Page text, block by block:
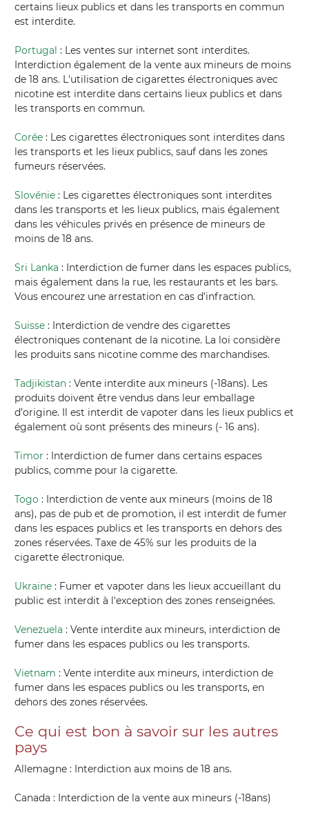
certains lieux publics et dans les transports en commun
est interdite.
Portugal : Les ventes sur internet sont interdites.
Interdiction également de la vente aux mineurs de moins
de 18 ans. L'utilisation de cigarettes électroniques avec
nicotine est interdite dans certains lieux publics et dans
les transports en commun.
Corée : Les cigarettes électroniques sont interdites dans
les transports et les lieux publics, sauf dans les zones
fumeurs réservées.
Slovénie : Les cigarettes électroniques sont interdites
dans les transports et les lieux publics, mais également
dans les véhicules privés en présence de mineurs de
moins de 18 ans.
Sri Lanka : Interdiction de fumer dans les espaces publics,
mais également dans la rue, les restaurants et les bars.
Vous encourez une arrestation en cas d’infraction.
Suisse : Interdiction de vendre des cigarettes
électroniques contenant de la nicotine. La loi considère
les produits sans nicotine comme des marchandises.
Tadjikistan : Vente interdite aux mineurs (-18ans). Les
produits doivent être vendus dans leur emballage
d’origine. Il est interdit de vapoter dans les lieux publics et
également où sont présents des mineurs (- 16 ans).
Timor : Interdiction de fumer dans certains espaces
publics, comme pour la cigarette.
Togo : Interdiction de vente aux mineurs (moins de 18
ans), pas de pub et de promotion, il est interdit de fumer
dans les espaces publics et les transports en dehors des
zones réservées. Taxe de 45% sur les produits de la
cigarette électronique.
Ukraine : Fumer et vapoter dans les lieux accueillant du
public est interdit à l'exception des zones renseignées.
Venezuela : Vente interdite aux mineurs, interdiction de
fumer dans les espaces publics ou les transports.
Vietnam : Vente interdite aux mineurs, interdiction de
fumer dans les espaces publics ou les transports, en
dehors des zones réservées.
Ce qui est bon à savoir sur les autres
pays
Allemagne : Interdiction aux moins de 18 ans.
Canada : Interdiction de la vente aux mineurs (-18ans)